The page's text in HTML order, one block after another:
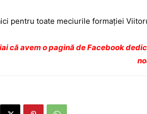
pentru toate meciurile formaţiei
că avem o pagină de Facebook